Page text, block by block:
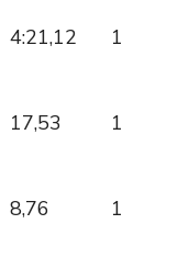
4:21,12 1
17,53 1
8,76 1